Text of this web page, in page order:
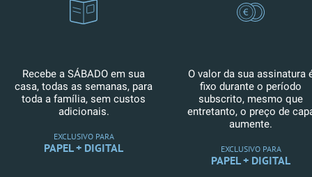
Recebe a SÁBADO em sua
casa, todas as semanas, para
toda a família, sem custos
adicionais.
EXCLUSIVO PARA
PAPEL + DIGITAL
O valor da sua assinatura
fixo durante o período
subscrito, mesmo que
entretanto, o preço de
aumente.
EXCLUSIVO PARA
PAPEL + DIGITAL